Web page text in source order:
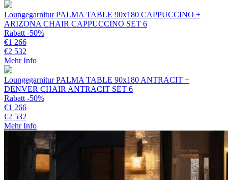
Loungegarnitur PALMA TABLE 90x180 CAPPUCCINO +
ARIZONA CHAIR CAPPUCCINO SET 6
Rabatt -50%
€1 266
€2 532
Mehr Info
Loungegarnitur PALMA TABLE 90x180 ANTRACIT +
DENVER CHAIR ANTRACIT SET 6
Rabatt -50%
€1 266
€2 532
Mehr Info